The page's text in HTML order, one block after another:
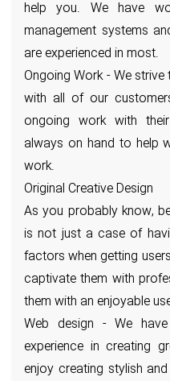
help you. We have
management systems
are experienced in most.
Ongoing Work - We
with all of our
ongoing work with
always on hand to help
work.
Original Creative Design
As you probably know,
is not just a case of
factors when getting
captivate them with
them with an enjoyable
Web design - We
experience in creating
enjoy creating stylish